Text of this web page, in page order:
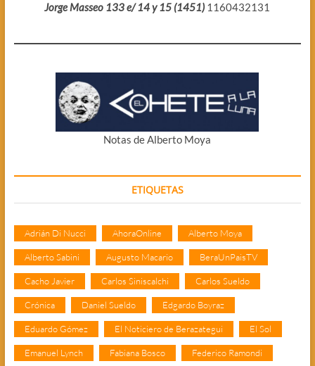
Jorge Masseo 133 e/ 14 y 15 (1451) 1160432131
Notas de Alberto Moya
ETIQUETAS
Adrián Di Nucci AhoraOnline Alberto Moya
Alberto Sabini Augusto Macario BeraUnPaisTV
Cacho Javier Carlos Siniscalchi Carlos Sueldo
Crónica Daniel Sueldo Edgardo Boyraz
Eduardo Gómez El Noticiero de Berazategui El Sol
Emanuel Lynch Fabiana Bosco Federico Ramondi